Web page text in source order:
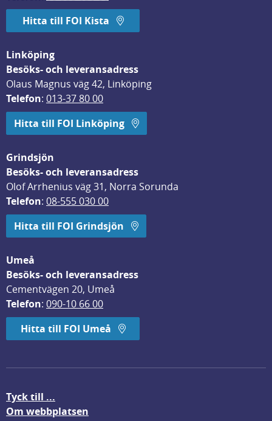
Hitta till FOI Kista
Linköping
Besöks- och leveransadress
Olaus Magnus väg 42, Linköping
Telefon: 013-37 80 00
Hitta till FOI Linköping
Grindsjön
Besöks- och leveransadress
Olof Arrhenius väg 31, Norra Sorunda
Telefon: 08-555 030 00
Hitta till FOI Grindsjön
Umeå
Besöks- och leveransadress
Cementvägen 20, Umeå
Telefon: 090-10 66 00
Hitta till FOI Umeå
Tyck till ...
Om webbplatsen